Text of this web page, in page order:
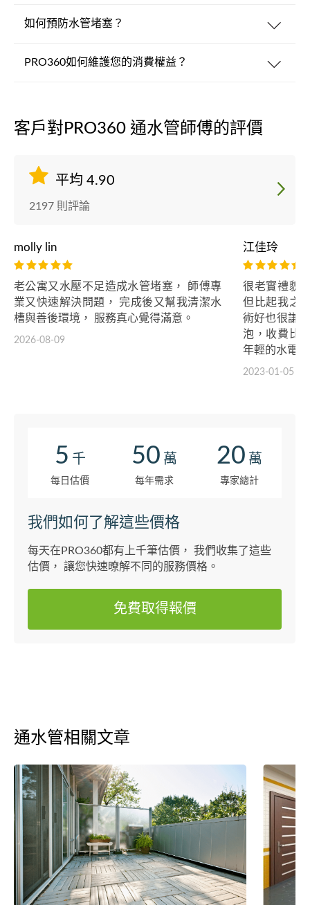
如何預防水管堵塞？
PRO360如何維護您的消費權益？
客戶對PRO360 通水管師傅的評價
平均 4.90
2197 則評論
molly lin
老公寓又水壓不足造成水管堵塞， 師傅專
業又快速解決問題， 完成後又幫我清潔水
槽與善後環境， 服務真心覺得滿意。
2026-08-09
江佳玲
很老實禮貌
但比起我之
術好也很謙
泡，收費比
年輕的水電
2023-01-05
5 千
每日估價
50 萬
每年需求
20 萬
專家總計
我們如何了解這些價格
每天在PRO360都有上千筆估價， 我們收集了這些
估價， 讓您快速暸解不同的服務價格。
免費取得報價
通水管相關文章